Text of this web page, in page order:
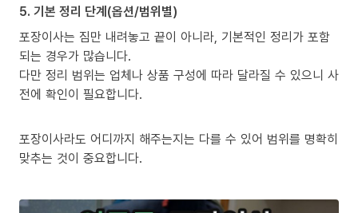
5. 기본 정리 단계(옵션/범위별)
포장이사는 짐만 내려놓고 끝이 아니라, 기본적인 정리가 포함
되는 경우가 많습니다.
다만 정리 범위는 업체나 상품 구성에 따라 달라질 수 있으니 사
전에 확인이 필요합니다.
포장이사라도 어디까지 해주는지는 다를 수 있어 범위를 명확히
맞추는 것이 중요합니다.